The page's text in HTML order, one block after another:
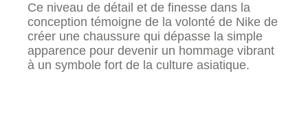
Ce niveau de détail et de finesse dans la
conception témoigne de la volonté de Nike de
créer une chaussure qui dépasse la simple
apparence pour devenir un hommage vibrant
à un symbole fort de la culture asiatique.